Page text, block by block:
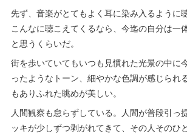
先ず、音楽がとてもよく耳に染み入るように
こんなに聴こえてくるなら、今迄の自分は一
と思うくらいだ。
街を歩いていてもいつも見慣れた光景の中に
ったようなトーン、細やかな色調が感じられ
もありふれた眺めが美しい。
人間観察も怠らずしている。人間が普段引っ
ッキが少しずつ剥がれてきて、その人そのひ